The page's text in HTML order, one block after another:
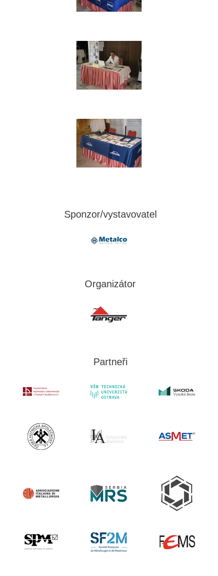
Sponzor/vystavovatel
Organizátor
Partneři